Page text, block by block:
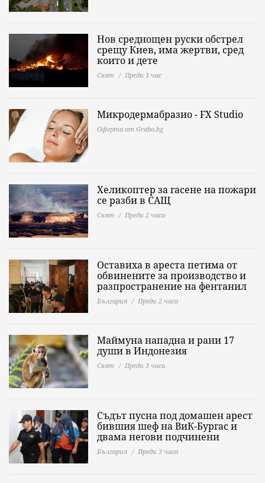
Нов среднощен руски обстрел
срещу Киев, има жертви, сред
които и дете
Свят Преди 1 час
Микродермабразио - FX Studio
Оферта от Grabo.bg
Хеликоптер за гасене на пожари
се разби в САЩ
Свят Преди 2 часа
Оставиха в ареста петима от
обвинените за производство и
разпространение на фентанил
България Преди 2 часа
Маймуна нападна и рани 17
души в Индонезия
Свят Преди 3 часа
Съдът пусна под домашен арест
бившия шеф на ВиК-Бургас и
двама негови подчинени
България Преди 3 часа